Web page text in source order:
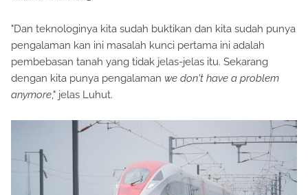
"Dan teknologinya kita sudah buktikan dan kita sudah punya
pengalaman kan ini masalah kunci pertama ini adalah
pembebasan tanah yang tidak jelas-jelas itu. Sekarang
dengan kita punya pengalaman we don't have a problem
anymore," jelas Luhut.